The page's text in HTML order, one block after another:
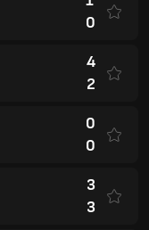
0
4
2
0
0
3
3